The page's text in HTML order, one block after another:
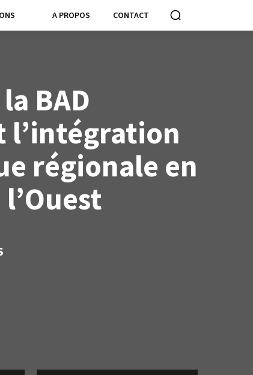
A PROPOS CONTACT
BAD
l’intégration
régionale en